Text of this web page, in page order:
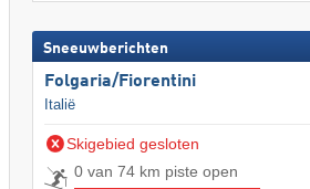
Sneeuwberichten
Folgaria/​Fiorentini
Italië
Skigebied gesloten
0 van 74 km piste open